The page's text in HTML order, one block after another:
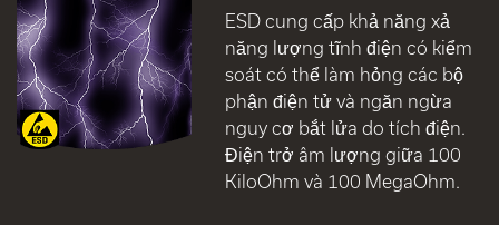
ESD cung cấp khả năng xả
năng lượng tĩnh điện có kiểm
soát có thể làm hỏng các bộ
phận điện tử và ngăn ngừa
nguy cơ bắt lửa do tích điện.
Điện trở âm lượng giữa 100
KiloOhm và 100 MegaOhm.